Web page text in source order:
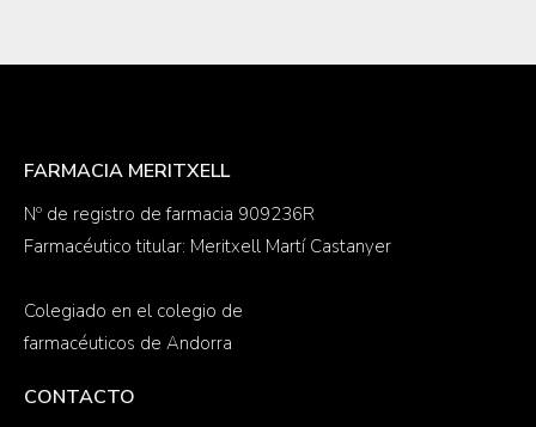
FARMACIA MERITXELL
Nº de registro de farmacia 909236R
Farmacéutico titular: Meritxell Martí Castanyer
Colegiado en el colegio de
farmacéuticos de Andorra
CONTACTO